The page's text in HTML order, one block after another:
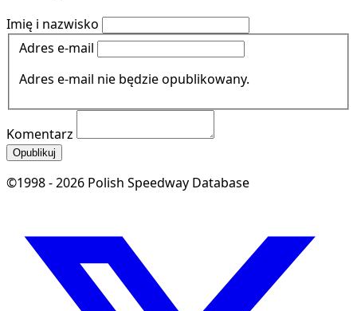
Imię i nazwisko
Adres e-mail
Adres e-mail nie będzie opublikowany.
Komentarz
Opublikuj
©1998 - 2026 Polish Speedway Database